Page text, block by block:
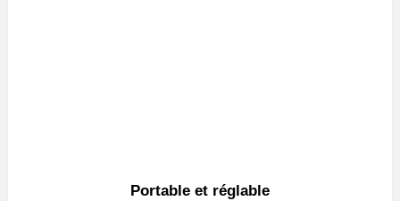
Portable et réglable